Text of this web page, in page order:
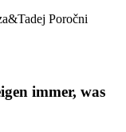
Poročni
immer, was